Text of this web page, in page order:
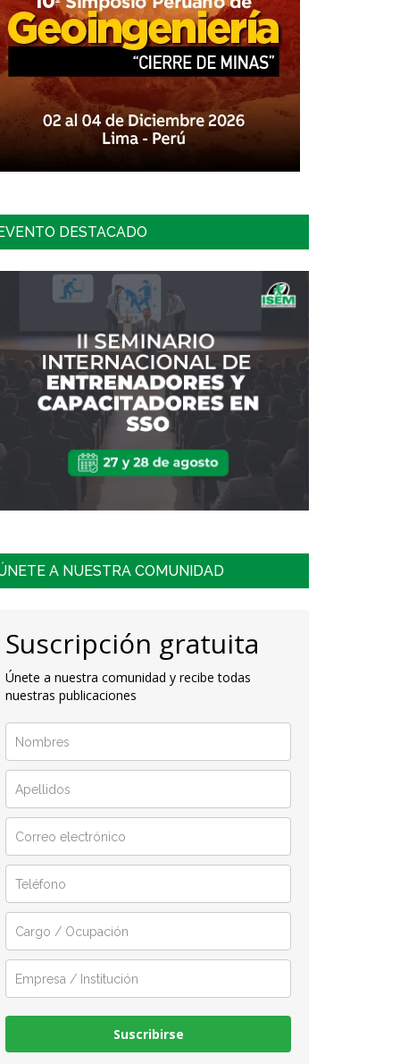
DESTACADO
A NUESTRA COMUNIDAD
Suscripción gratuita
Únete a nuestra comunidad y recibe todas
nuestras publicaciones
Suscribirse